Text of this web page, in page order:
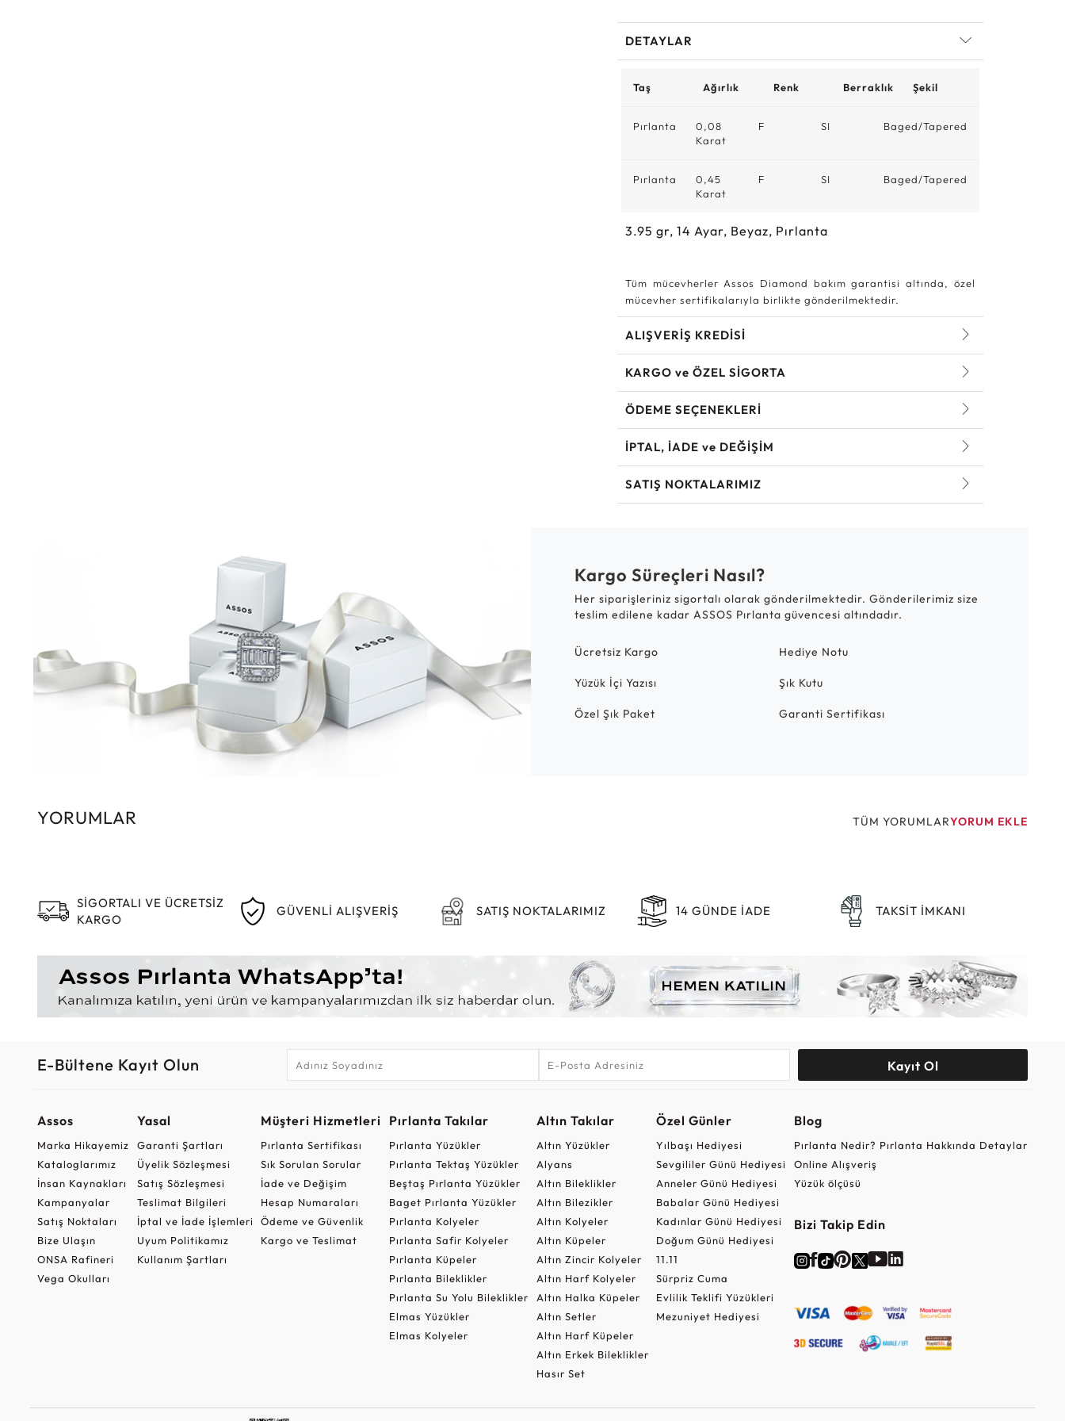
DETAYLAR
Taş Ağırlık Renk Berraklık Şekil
Pırlanta
0,08
Karat
F SI Baged/Tapered
Pırlanta
0,45
Karat
F SI Baged/Tapered
3.95gr,14Ayar, Beyaz, Pırlanta
Tüm mücevherler Assos Diamond bakım garantisi altında, özel
mücevher sertifikalarıyla birlikte gönderilmektedir.
ALIŞVERİŞ KREDİSİ
KARGO ve ÖZEL SİGORTA
ÖDEME SEÇENEKLERİ
İPTAL, İADE ve DEĞİŞİM
SATIŞ NOKTALARIMIZ
Kargo Süreçleri Nasıl?
Her siparişleriniz sigortalı olarak gönderilmektedir. Gönderilerimiz size
teslim edilene kadar ASSOS Pırlanta güvencesi altındadır.
Ücretsiz Kargo Hediye Notu
Yüzük İçi Yazısı Şık Kutu
Özel Şık Paket Garanti Sertifikası
YORUMLAR TÜM YORUMLARYORUM EKLE
SİGORTALI VE ÜCRETSİZ
KARGO
GÜVENLİ ALIŞVERİŞ SATIŞ NOKTALARIMIZ 14 GÜNDE İADE TAKSİT İMKANI
E-Bültene Kayıt Olun Kayıt Ol
Assos
Marka Hikayemiz
Kataloglarımız
İnsan Kaynakları
Kampanyalar
Satış Noktaları
Bize Ulaşın
ONSA Rafineri
Vega Okulları
Yasal
Garanti Şartları
Üyelik Sözleşmesi
Satış Sözleşmesi
Teslimat Bilgileri
İptal ve İade İşlemleri
Uyum Politikamız
Kullanım Şartları
Müşteri Hizmetleri
Pırlanta Sertifikası
Sık Sorulan Sorular
İade ve Değişim
Hesap Numaraları
Ödeme ve Güvenlik
Kargo ve Teslimat
Pırlanta Takılar
Pırlanta Yüzükler
Pırlanta Tektaş Yüzükler
Beştaş Pırlanta Yüzükler
Baget Pırlanta Yüzükler
Pırlanta Kolyeler
Pırlanta Safir Kolyeler
Pırlanta Küpeler
Pırlanta Bileklikler
Pırlanta Su Yolu Bileklikler
Elmas Yüzükler
Elmas Kolyeler
Altın Takılar
Altın Yüzükler
Alyans
Altın Bileklikler
Altın Bilezikler
Altın Kolyeler
Altın Küpeler
Altın Zincir Kolyeler
Altın Harf Kolyeler
Altın Halka Küpeler
Altın Setler
Altın Harf Küpeler
Altın Erkek Bileklikler
Hasır Set
Özel Günler
Yılbaşı Hediyesi
Sevgililer Günü Hediyesi
Anneler Günü Hediyesi
Babalar Günü Hediyesi
Kadınlar Günü Hediyesi
Doğum Günü Hediyesi
11.11
Sürpriz Cuma
Evlilik Teklifi Yüzükleri
Mezuniyet Hediyesi
Blog
Pırlanta Nedir? Pırlanta Hakkında Detaylar
Online Alışveriş
Yüzük ölçüsü
Bizi Takip Edin